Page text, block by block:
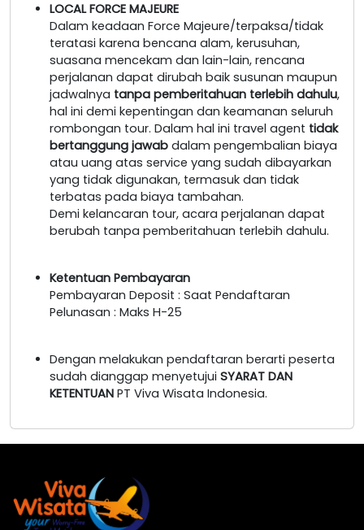
LOCAL FORCE MAJEURE
Dalam keadaan Force Majeure/terpaksa/tidak
teratasi karena bencana alam, kerusuhan,
suasana mencekam dan lain-lain, rencana
perjalanan dapat dirubah baik susunan maupun
jadwalnya tanpa pemberitahuan terlebih dahulu,
hal ini demi kepentingan dan keamanan seluruh
rombongan tour. Dalam hal ini travel agent tidak
bertanggung jawab dalam pengembalian biaya
atau uang atas service yang sudah dibayarkan
yang tidak digunakan, termasuk dan tidak
terbatas pada biaya tambahan.
Demi kelancaran tour, acara perjalanan dapat
berubah tanpa pemberitahuan terlebih dahulu.
Ketentuan Pembayaran
Pembayaran Deposit : Saat Pendaftaran
Pelunasan : Maks H-25
Dengan melakukan pendaftaran berarti peserta
sudah dianggap menyetujui SYARAT DAN
KETENTUAN PT Viva Wisata Indonesia.